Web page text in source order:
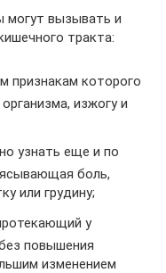
могут вызывать и
тракта:
признакам которого
изжогу и
узнать еще и по
боль,
или грудину;
у
повышения
изменением